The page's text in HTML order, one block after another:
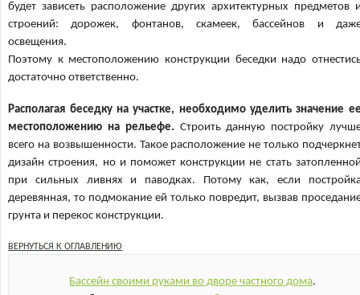
будет зависеть расположение других архитектурных предметов
строений: дорожек, фонтанов, скамеек, бассейнов и
освещения.
Поэтому к местоположению конструкции беседки надо
достаточно ответственно.
Располагая беседку на участке, необходимо уделить значение
местоположению на рельефе. Строить данную постройку
всего на возвышенности. Такое расположение не только
дизайн строения, но и поможет конструкции не стать
при сильных ливнях и паводках. Потому как, если
деревянная, то подмокание ей только повредит, вызвав
грунта и перекос конструкции.
ВЕРНУТЬСЯ К ОГЛАВЛЕНИЮ
Бассейн своими руками во дворе частного дома.